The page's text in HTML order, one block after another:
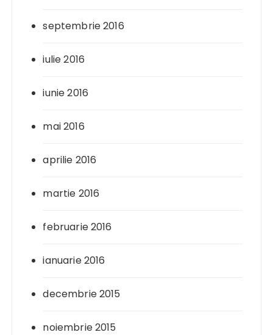
septembrie 2016
iulie 2016
iunie 2016
mai 2016
aprilie 2016
martie 2016
februarie 2016
ianuarie 2016
decembrie 2015
noiembrie 2015